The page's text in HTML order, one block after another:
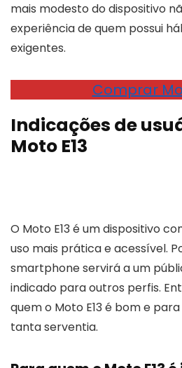
mais modesto do dispositivo
experiência de quem possui
exigentes.
Comprar
Indicações de
Moto E13
O Moto E13 é um dispositivo
uso mais prática e acessível.
smartphone servirá a um
indicado para outros perfis.
quem o Moto E13 é bom e
tanta serventia.